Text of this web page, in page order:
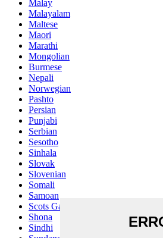
Malay
Malayalam
Maltese
Maori
Marathi
Mongolian
Burmese
Nepali
Norwegian
Pashto
Persian
Punjabi
Serbian
Sesotho
Sinhala
Slovak
Slovenian
Somali
Samoan
Scots Gaelic
Shona
Sindhi